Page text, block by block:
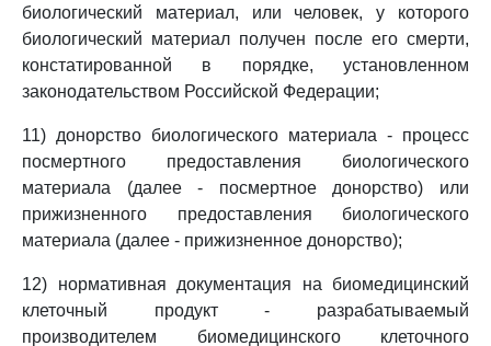
биологический материал, или человек, у которого
биологический материал получен после его смерти,
констатированной в порядке, установленном
законодательством Российской Федерации;
11) донорство биологического материала - процесс
посмертного предоставления биологического
материала (далее - посмертное донорство) или
прижизненного предоставления биологического
материала (далее - прижизненное донорство);
12) нормативная документация на биомедицинский
клеточный продукт - разрабатываемый
производителем биомедицинского клеточного